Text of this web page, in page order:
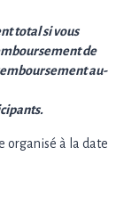
total si vous
de
au-
organisé à la date